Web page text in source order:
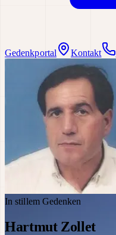
Gedenkportal Kontakt
In stillem Gedenken
Hartmut Zollet